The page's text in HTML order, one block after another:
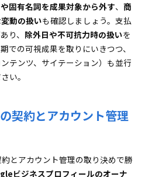
固有名詞を成果対象から外す、 商
動の扱いも確認しましょう。支払
り、 除外日や不可抗力時の扱いを
での可視成果を取りにいきつつ、
テンツ、サイテーション）も並行
い。
契約とアカウント管理
とアカウント管理の取り決めで勝
ビジネスプロフィールのオーナ